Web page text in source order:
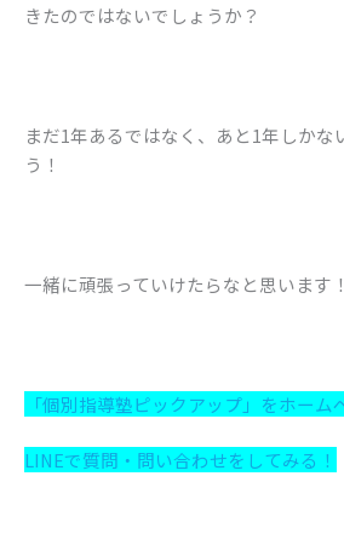
きたのではないでしょうか？
まだ1年あるではなく、あと1年しかな
う！
一緒に頑張っていけたらなと思います
「個別指導塾ピックアップ」をホーム
LINEで質問・問い合わせをしてみる！